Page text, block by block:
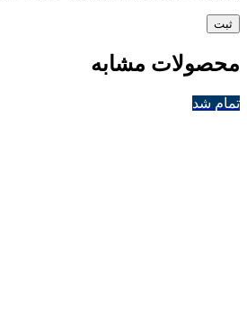
محصولات مشابه
تمام شد